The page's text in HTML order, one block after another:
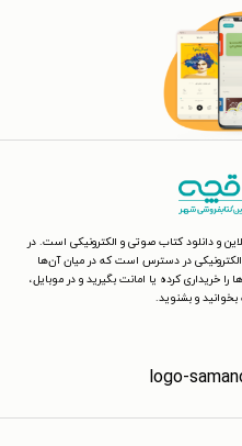
و دانلود کتاب صوتی و الکترونیکی است. در
در دسترس است که در میان آن‌ها
خریداری کرده یا امانت بگیرید و در موبایل،
بخوانید و بشنوید.